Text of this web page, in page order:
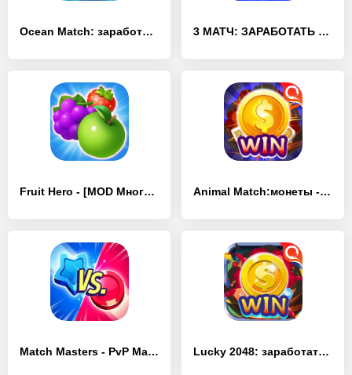
Ocean Match: заработать монеты - [MOD Бесконечные деньги] 3 МАТЧ: ЗАРАБОТАТЬ НАЛИЧНЫЕ - [MOD Много денег]
Fruit Hero - [MOD Много монет] Animal Match:монеты - [MOD Много денег]
Match Masters ‎- PvP Match 3 - [MOD Бесконечные деньги] Lucky 2048: заработать монеты - [MOD Много монет]